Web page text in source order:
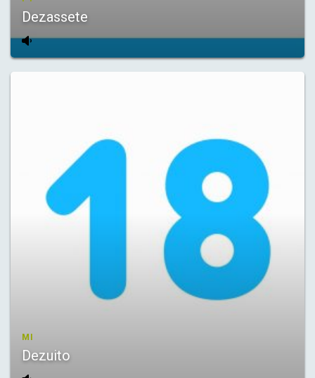
Dezassete
MI
Dezuito